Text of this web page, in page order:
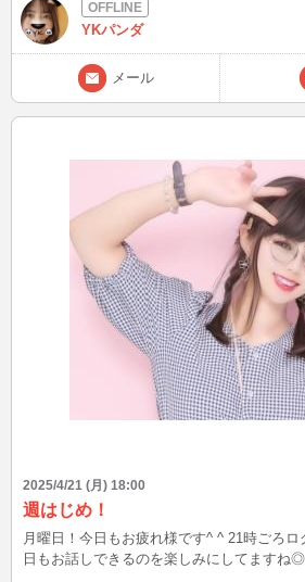
定してくれたら、できる限りインしまーす
ーす。 よろしくおねがいしまーす。
YKパンダ
メール
2025/4/21 (月) 18:00
週はじめ！
月曜日！今日もお疲れ様です^ ^ 21時ごろ
日もお話しできるのを楽しみにしてますね◎